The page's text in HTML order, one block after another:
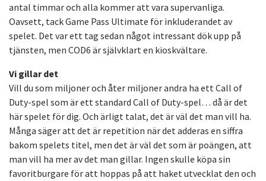
antal timmar och alla kommer att vara supervanliga.
Oavsett, tack Game Pass Ultimate för inkluderandet av
spelet. Det var ett tag sedan något intressant dök upp på
tjänsten, men COD6 är självklart en kioskvältare.
Vi gillar det
Vill du som miljoner och åter miljoner andra ha ett Call of
Duty-spel som är ett standard Call of Duty-spel… då är det
här spelet för dig. Och ärligt talat, det är väl det man vill ha.
Många säger att det är repetition när det adderas en siffra
bakom spelets titel, men det är väl det som är poängen, att
man vill ha mer av det man gillar. Ingen skulle köpa sin
favoritburgare för att hoppas på att haket utvecklat den och